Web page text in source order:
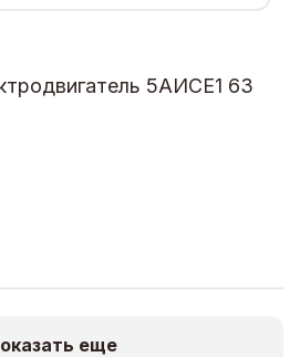
5АИСЕ1 63
еще